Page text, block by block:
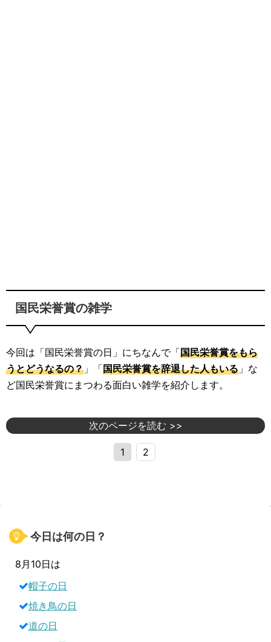
国民栄誉賞の雑学
今回は「国民栄誉賞の日」にちなんで「国民栄誉賞をもら
うとどうなるの？ 」「国民栄誉賞を辞退した人もいる 」な
ど国民栄誉賞にまつわる面白い雑学を紹介します。
次のページを読む >>
1 2
今日は何の日？
8月10日は
帽子の日
焼き鳥の日
道の日